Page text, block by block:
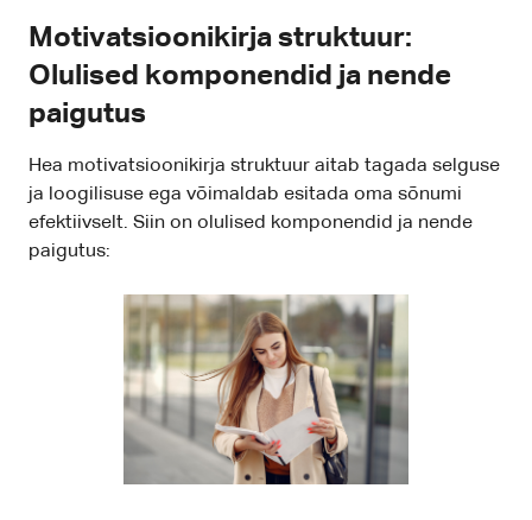
Motivatsioonikirja struktuur:
Olulised komponendid ja nende
paigutus
Hea motivatsioonikirja struktuur aitab tagada selguse
ja loogilisuse ega võimaldab esitada oma sõnumi
efektiivselt. Siin on olulised komponendid ja nende
paigutus: